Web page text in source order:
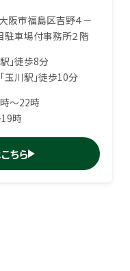
阪市福島区吉野４－
駐車場付事務所２階
」徒歩8分
玉川駅」徒歩10分
〜22時
時
ちら